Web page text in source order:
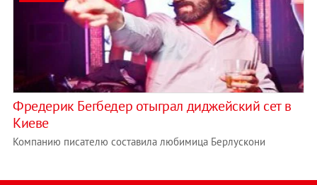
Фредерик Бегбедер отыграл диджейский сет в
Киеве
Компанию писателю составила любимица Берлускони